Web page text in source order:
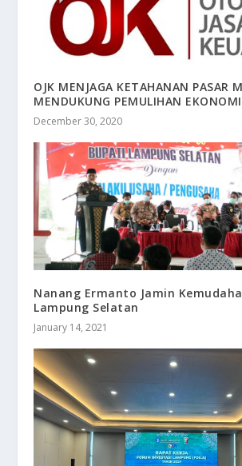
OJK MENJAGA KETAHANAN PASAR
MENDUKUNG PEMULIHAN
December 30, 2020
Nanang Ermanto Jamin
Lampung Selatan
January 14, 2021